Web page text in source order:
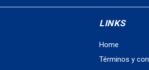
LINKS
Home
Términos y